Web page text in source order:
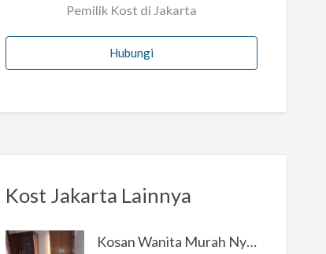
Pemilik Kost di Jakarta
Hubungi
Kost Jakarta Lainnya
Kosan Wanita Murah Nyaman di Jakarta Selatan